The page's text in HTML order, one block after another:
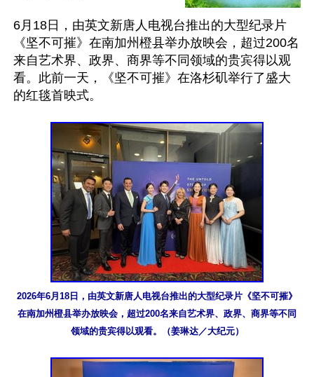
6月18日，由英文新唐人电视台推出的大型纪录片
《坚不可摧》在南加州橙县举办放映会，超过200名
来自艺术界、政界、商界等不同领域的贵宾得以观
看。此前一天，《坚不可摧》在洛杉矶举行了盛大
的红毯首映式。
2026年6月18日，由英文新唐人电视台推出的大型纪录片《坚不可摧》
在南加州橙县举办放映会，超过200名来自艺术界、政界、商界等不同
领域的贵宾得以观看。（姜琳达／大纪元）